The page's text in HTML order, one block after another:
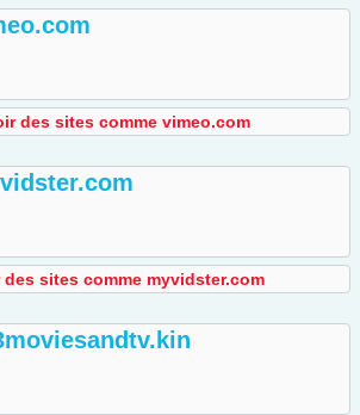
des sites comme vimeo.com
des sites comme myvidster.com